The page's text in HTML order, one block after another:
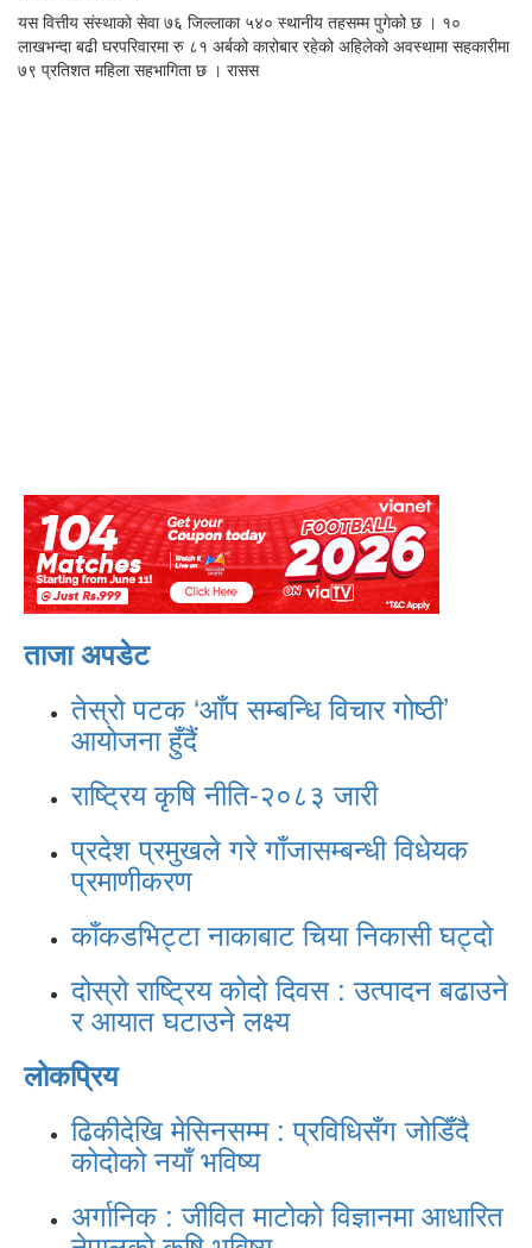
यस वित्तीय संस्थाको सेवा ७६ जिल्लाका ५४० स्थानीय तहसम्म पुगेको छ । १०
लाखभन्दा बढी घरपरिवारमा रु ८१ अर्बको कारोबार रहेको अहिलेको अवस्थामा सहकारीमा
७९ प्रतिशत महिला सहभागिता छ । रासस
ताजा अपडेट
तेस्रो पटक ‘आँप सम्बन्धि विचार गोष्ठी’
आयोजना हुँदैं
राष्ट्रिय कृषि नीति-२०८३ जारी
प्रदेश प्रमुखले गरे गाँजासम्बन्धी विधेयक
प्रमाणीकरण
काँकडभिट्टा नाकाबाट चिया निकासी घट्दो
दोस्रो राष्ट्रिय कोदो दिवस : उत्पादन बढाउने
र आयात घटाउने लक्ष्य
लोकप्रिय
ढिकीदेखि मेसिनसम्म : प्रविधिसँग जोडिँदै
कोदोको नयाँ भविष्य
अर्गानिक : जीवित माटोको विज्ञानमा आधारित